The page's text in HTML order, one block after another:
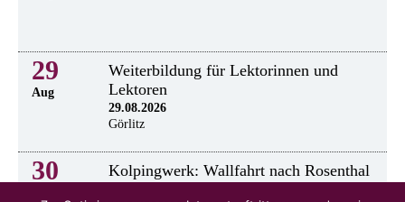
29
Aug
Weiterbildung für Lektorinnen und
Lektoren
29.08.2026
Görlitz
30 Kolpingwerk: Wallfahrt nach Rosenthal